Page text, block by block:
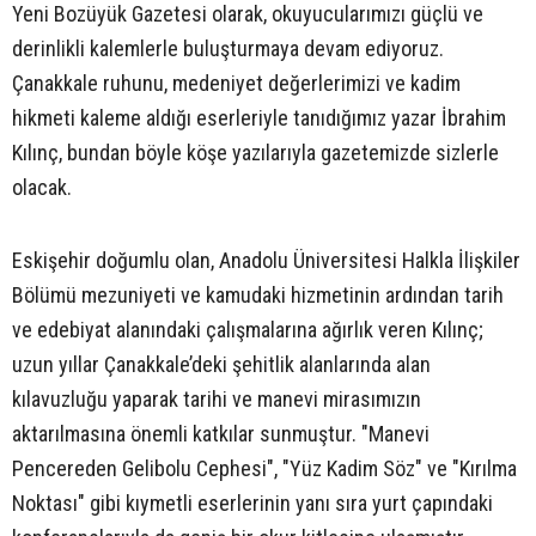
Yeni Bozüyük Gazetesi olarak, okuyucularımızı güçlü ve
derinlikli kalemlerle buluşturmaya devam ediyoruz.
Çanakkale ruhunu, medeniyet değerlerimizi ve kadim
hikmeti kaleme aldığı eserleriyle tanıdığımız yazar İbrahim
Kılınç, bundan böyle köşe yazılarıyla gazetemizde sizlerle
olacak.
Eskişehir doğumlu olan, Anadolu Üniversitesi Halkla İlişkiler
Bölümü mezuniyeti ve kamudaki hizmetinin ardından tarih
ve edebiyat alanındaki çalışmalarına ağırlık veren Kılınç;
uzun yıllar Çanakkale’deki şehitlik alanlarında alan
kılavuzluğu yaparak tarihi ve manevi mirasımızın
aktarılmasına önemli katkılar sunmuştur. "Manevi
Pencereden Gelibolu Cephesi", "Yüz Kadim Söz" ve "Kırılma
Noktası" gibi kıymetli eserlerinin yanı sıra yurt çapındaki